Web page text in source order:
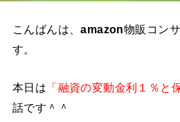
こんばんは、amazon物販コン
す。
本日は 「融資の変動金利１％と
話です＾＾